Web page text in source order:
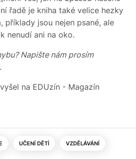
řadě je kniha také velice hezky
příklady jsou nejen psané, ale
nenudí ani na oko.
Napište nám prosím
.
na EDUzín - Magazín
UČENÍ DĚTÍ VZDĚLÁVÁNÍ